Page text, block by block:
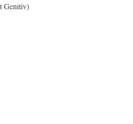
Genitiv)